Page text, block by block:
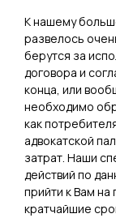
работ
О
суммы
К нашему
развелось
берутся за
договора и
конца, или
необходимо
как
адвокатской
затрат. Наши
действий по
прийти к Вам
кратчайшие